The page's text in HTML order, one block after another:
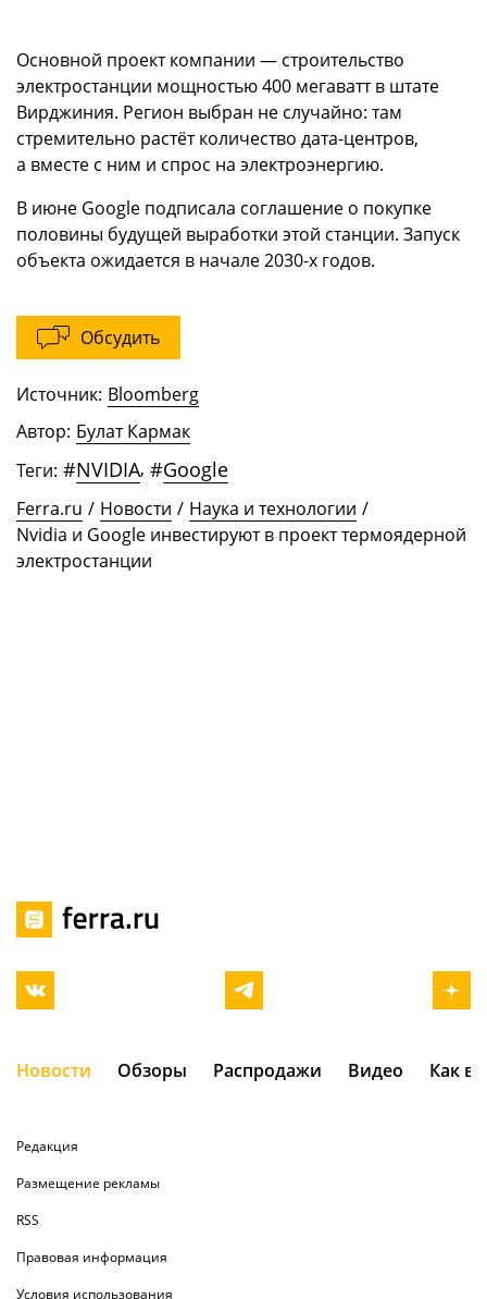
Основной проект компании — строительство
электростанции мощностью 400 мегаватт в штате
Вирджиния. Регион выбран не случайно: там
стремительно растёт количество дата-центров,
а вместе с ним и спрос на электроэнергию.
В июне Google подписала соглашение о покупке
половины будущей выработки этой станции. Запуск
объекта ожидается в начале 2030-х годов.
Обсудить
Источник: Bloomberg
Автор: Булат Кармак
Теги: #NVIDIA, #Google
Ferra.ru / Новости / Наука и технологии /
Nvidia и Google инвестируют в проект термоядерной
электростанции
Новости Обзоры Распродажи Видео Как
Редакция
Размещение рекламы
RSS
Правовая информация
Условия использования